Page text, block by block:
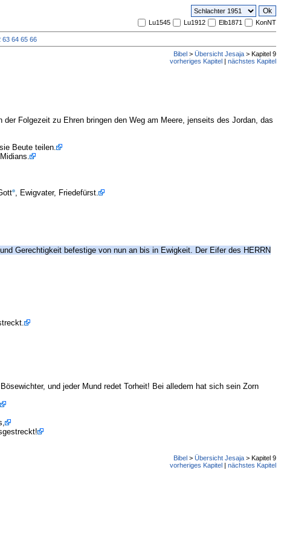
Lu1545 Lu1912 Elb1871 KonNT
63 64 65 66
Bibel > Übersicht Jesaja > Kapitel 9
vorheriges Kapitel | nächstes Kapitel
Folgezeit zu Ehren bringen den Weg am Meere, jenseits des Jordan, das
Beute teilen.
, Ewigvater, Friedefürst.
Gerechtigkeit befestige von nun an bis in Ewigkeit. Der Eifer des HERRN
und jeder Mund redet Torheit! Bei alledem hat sich sein Zorn
Bibel > Übersicht Jesaja > Kapitel 9
vorheriges Kapitel nächstes Kapitel